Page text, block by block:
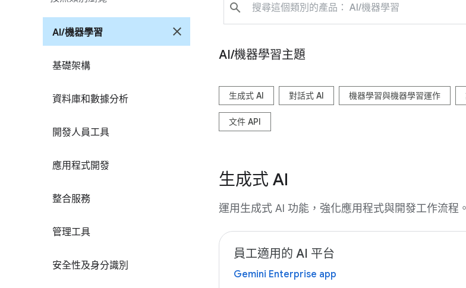
AI/機器學習 close
基礎架構
資料庫和數據分析
開發人員工具
應用程式開發
整合服務
管理工具
安全性及身分識別
search
AI/機器學習主題
生成式 AI 對話式 AI 機器學習與機器學習運作
文件 API
生成式 AI
運用生成式 AI 功能，強化應用程式與開發工作流程。
員工適用的 AI 平台
Gemini Enterprise app